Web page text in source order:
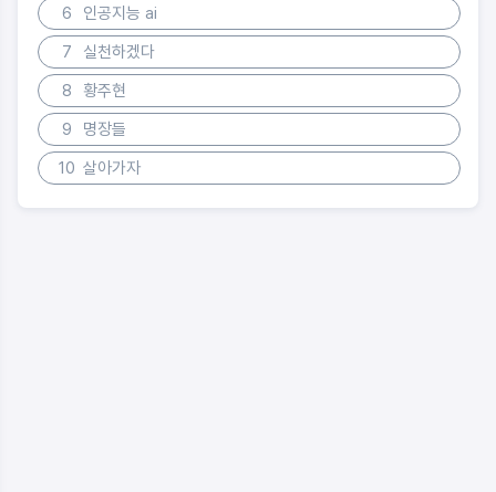
6
인공지능 ai
7
실천하겠다
8
황주현
9
명장들
10 살아가자